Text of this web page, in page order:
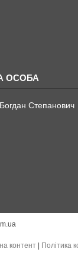
Степанович
контент
Політика